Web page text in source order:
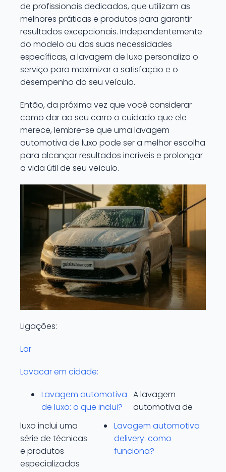
de profissionais dedicados, que utilizam as
melhores práticas e produtos para garantir
resultados excepcionais. Independentemente
do modelo ou das suas necessidades
específicas, a lavagem de luxo personaliza o
serviço para maximizar a satisfação e o
desempenho do seu veículo.
Então, da próxima vez que você considerar
como dar ao seu carro o cuidado que ele
merece, lembre-se que uma lavagem
automotiva de luxo pode ser a melhor escolha
para alcançar resultados incríveis e prolongar
a vida útil de seu veículo.
Ligações:
Lar
Lavacar em cidade:
Lavagem automotiva
de luxo: o que inclui?
Lavagem automotiva
delivery: como
funciona?
A lavagem
automotiva de
luxo inclui uma
série de técnicas
e produtos
especializados